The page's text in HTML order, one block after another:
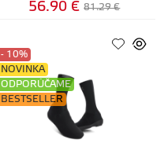
56.90 € 81.29 €
- 10%
NOVINKA
ODPORÚČAME
BESTSELLER